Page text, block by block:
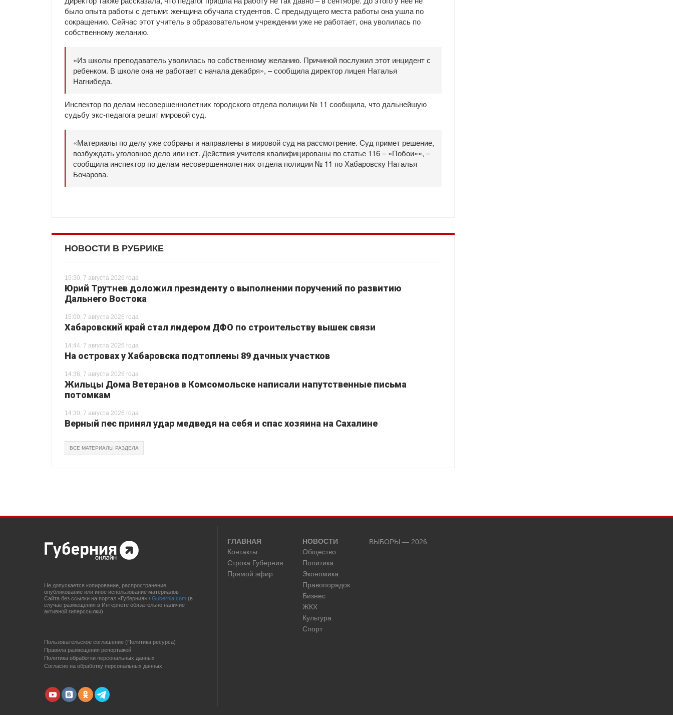
было опыта работы с детьми: женщина обучала студентов. С предыдущего места работы она ушла по
сокращению. Сейчас этот учитель в образовательном учреждении уже не работает, она уволилась по
собственному желанию.
«Из школы преподаватель уволилась по собственному желанию. Причиной послужил этот инцидент с
ребенком. В школе она не работает с начала декабря», – сообщила директор лицея Наталья
Нагнибеда.
Инспектор по делам несовершеннолетних городского отдела полиции № 11 сообщила, что дальнейшую
судьбу экс-педагога решит мировой суд.
«Материалы по делу уже собраны и направлены в мировой суд на рассмотрение. Суд примет решение,
возбуждать уголовное дело или нет. Действия учителя квалифицированы по статье 116 – «Побои»», –
сообщила инспектор по делам несовершеннолетних отдела полиции № 11 по Хабаровску Наталья
Бочарова.
НОВОСТИ В РУБРИКЕ
15:30, 7 августа 2026 года
Юрий Трутнев доложил президенту о выполнении поручений по развитию
Дальнего Востока
15:00, 7 августа 2026 года
Хабаровский край стал лидером ДФО по строительству вышек связи
14:44, 7 августа 2026 года
На островах у Хабаровска подтоплены 89 дачных участков
14:38, 7 августа 2026 года
Жильцы Дома Ветеранов в Комсомольске написали напутственные письма
потомкам
14:30, 7 августа 2026 года
Верный пес принял удар медведя на себя и спас хозяина на Сахалине
ВСЕ МАТЕРИАЛЫ РАЗДЕЛА
Не допускается копирование, распространение,
опубликование или иное использование материалов
Сайта без ссылки на портал «Губерния» / Gubernia.com (в
случае размещения в Интернете обязательно наличие
активной гиперссылки)
Пользовательское соглашение (Политика ресурса)
Правила размещения репортажей
Политика обработки персональных данных
Согласие на обработку персональных данных
ГЛАВНАЯ
Контакты
Строка.Губерния
Прямой эфир
НОВОСТИ
Общество
Политика
Экономика
Правопорядок
Бизнес
ЖКХ
Культура
Спорт
ВЫБОРЫ — 2026